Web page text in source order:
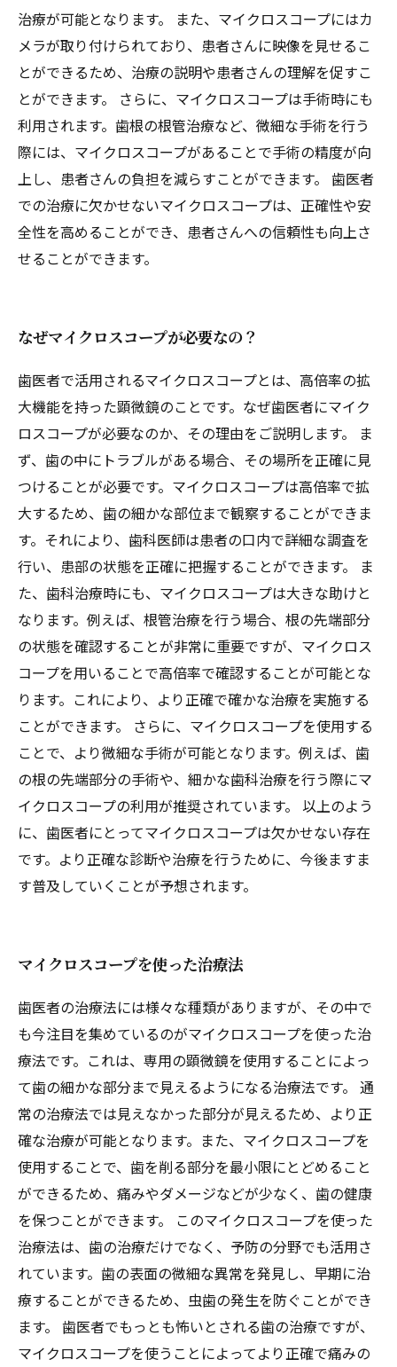
治療が可能となります。 また、マイクロスコープにはカ
メラが取り付けられており、患者さんに映像を見せるこ
とができるため、治療の説明や患者さんの理解を促すこ
とができます。 さらに、マイクロスコープは手術時にも
利用されます。歯根の根管治療など、微細な手術を行う
際には、マイクロスコープがあることで手術の精度が向
上し、患者さんの負担を減らすことができます。 歯医者
での治療に欠かせないマイクロスコープは、正確性や安
全性を高めることができ、患者さんへの信頼性も向上さ
せることができます。
なぜマイクロスコープが必要なの？
歯医者で活用されるマイクロスコープとは、高倍率の拡
大機能を持った顕微鏡のことです。なぜ歯医者にマイク
ロスコープが必要なのか、その理由をご説明します。 ま
ず、歯の中にトラブルがある場合、その場所を正確に見
つけることが必要です。マイクロスコープは高倍率で拡
大するため、歯の細かな部位まで観察することができま
す。それにより、歯科医師は患者の口内で詳細な調査を
行い、患部の状態を正確に把握することができます。 ま
た、歯科治療時にも、マイクロスコープは大きな助けと
なります。例えば、根管治療を行う場合、根の先端部分
の状態を確認することが非常に重要ですが、マイクロス
コープを用いることで高倍率で確認することが可能とな
ります。これにより、より正確で確かな治療を実施する
ことができます。 さらに、マイクロスコープを使用する
ことで、より微細な手術が可能となります。例えば、歯
の根の先端部分の手術や、細かな歯科治療を行う際にマ
イクロスコープの利用が推奨されています。 以上のよう
に、歯医者にとってマイクロスコープは欠かせない存在
です。より正確な診断や治療を行うために、今後ますま
す普及していくことが予想されます。
マイクロスコープを使った治療法
歯医者の治療法には様々な種類がありますが、その中で
も今注目を集めているのがマイクロスコープを使った治
療法です。これは、専用の顕微鏡を使用することによっ
て歯の細かな部分まで見えるようになる治療法です。 通
常の治療法では見えなかった部分が見えるため、より正
確な治療が可能となります。また、マイクロスコープを
使用することで、歯を削る部分を最小限にとどめること
ができるため、痛みやダメージなどが少なく、歯の健康
を保つことができます。 このマイクロスコープを使った
治療法は、歯の治療だけでなく、予防の分野でも活用さ
れています。歯の表面の微細な異常を発見し、早期に治
療することができるため、虫歯の発生を防ぐことができ
ます。 歯医者でもっとも怖いとされる歯の治療ですが、
マイクロスコープを使うことによってより正確で痛みの